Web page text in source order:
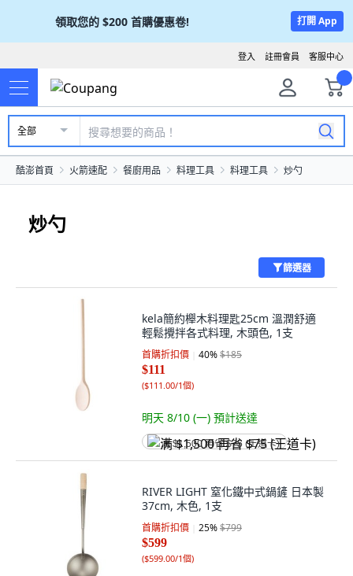
領取您的 $200 首購優惠卷! 打開 App
客服中心
註冊會員
登入
全部
酷澎首頁 火箭速配 餐廚用品 料理工具 料理工具 炒勺
炒勺
篩選器
kela簡約櫸木料理匙25cm 溫潤舒適
輕鬆攪拌各式料理, 木頭色, 1支
首購折扣價 40%$185
$111
($111.00/1個)
明天 8/10 (一) 預計送達
满 $1,500 再省 $75 (王道卡)
RIVER LIGHT 窒化鐵中式鍋鏟 日本製
37cm, 木色, 1支
首購折扣價 25%$799
$599
($599.00/1個)